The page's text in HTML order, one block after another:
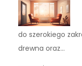
do szerokiego
drewna oraz…